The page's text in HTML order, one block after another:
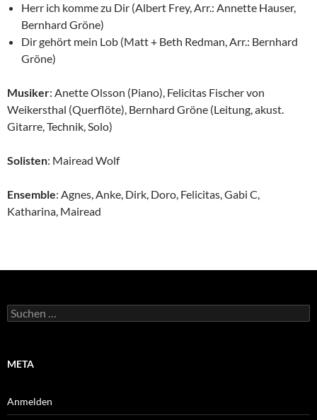
Herr ich komme zu Dir (Albert Frey, Arr.: Annette Hauser,
Bernhard Gröne)
Dir gehört mein Lob (Matt + Beth Redman, Arr.: Bernhard
Gröne)
Musiker: Anette Olsson (Piano), Felicitas Fischer von
Weikersthal (Querflöte), Bernhard Gröne (Leitung, akust.
Gitarre, Technik, Solo)
Solisten: Mairead Wolf
Ensemble: Agnes, Anke, Dirk, Doro, Felicitas, Gabi C,
Katharina, Mairead
Suchen
nach:
META
Anmelden